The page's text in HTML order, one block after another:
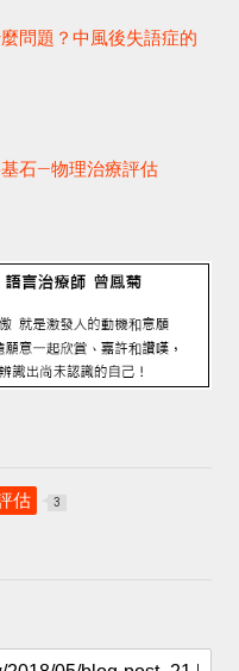
問題？中風後失語症的
基石—物理治療評估
估 3